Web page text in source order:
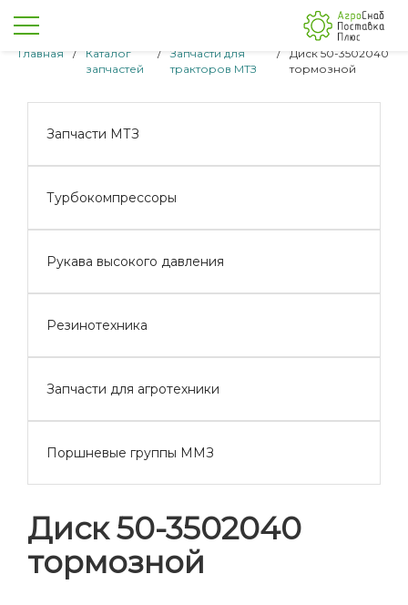
Главная /
Каталог
запчастей
/
Запчасти для
тракторов МТЗ
/
Диск 50-3502040
тормозной
Запчасти МТЗ
Турбокомпрессоры
Рукава высокого давления
Резинотехника
Запчасти для агротехники
Поршневые группы ММЗ
Диск 50-3502040
тормозной